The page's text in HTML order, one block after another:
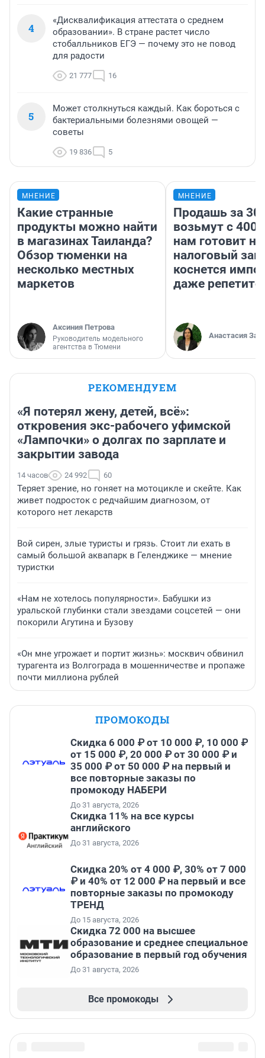
4
«Дисквалификация аттестата о среднем
образовании». В стране растет число
стобалльников ЕГЭ — почему это не повод
для радости
21 777 16
5
Может столкнуться каждый. Как бороться с
бактериальными болезнями овощей —
советы
19 836 5
МНЕНИЕ
Какие странные
продукты можно найти
в магазинах Таиланда?
Обзор тюменки на
несколько местных
маркетов
Аксиния Петрова
Руководитель модельного
агентства в Тюмени
МНЕНИЕ
Продашь за
возьмут с
нам готовит
налоговый
коснется
даже
Анастасия
РЕКОМЕНДУЕМ
«Я потерял жену, детей, всё»:
откровения экс-рабочего уфимской
«Лампочки» о долгах по зарплате и
закрытии завода
14 часов 24 992 60
Теряет зрение, но гоняет на мотоцикле и скейте. Как
живет подросток с редчайшим диагнозом, от
которого нет лекарств
Вой сирен, злые туристы и грязь. Стоит ли ехать в
самый большой аквапарк в Геленджике — мнение
туристки
«Нам не хотелось популярности». Бабушки из
уральской глубинки стали звездами соцсетей — они
покорили Агутина и Бузову
«Он мне угрожает и портит жизнь»: москвич обвинил
турагента из Волгограда в мошенничестве и пропаже
почти миллиона рублей
ПРОМОКОДЫ
Скидка 6 000 ₽ от 10 000 ₽, 10 000 ₽
от 15 000 ₽, 20 000 ₽ от 30 000 ₽ и
35 000 ₽ от 50 000 ₽ на первый и
все повторные заказы по
промокоду НАБЕРИ
До 31 августа, 2026
Скидка 11% на все курсы
английского
До 31 августа, 2026
Скидка 20% от 4 000 ₽, 30% от 7 000
₽ и 40% от 12 000 ₽ на первый и все
повторные заказы по промокоду
ТРЕНД
До 15 августа, 2026
Скидка 72 000 на высшее
образование и среднее специальное
образование в первый год обучения
До 31 августа, 2026
Все промокоды